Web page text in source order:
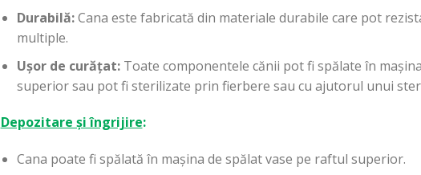
Durabilă:Cana este fabricată din materiale durabile care pot
multiple.
Ușor de curățat: Toate componentele cănii pot fi spălate în
superior sau pot fi sterilizate prin fierbere sau cu ajutorul unui
Depozitare și îngrijire:
Cana poate fi spălată în mașina de spălat vase pe raftul superior.